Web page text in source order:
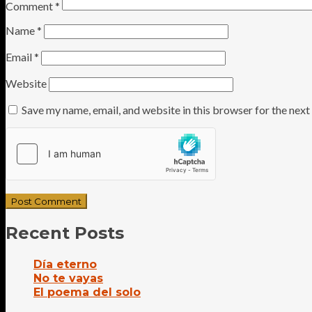
Comment*
Name*
Email*
Website
Save my name, email, and website in this browser for the
Recent Posts
Día eterno
No te vayas
El poema del solo